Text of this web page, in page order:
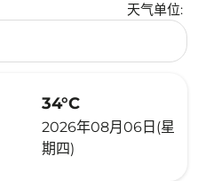
天气单位:
34°C
2026年08月06日(星
期四)